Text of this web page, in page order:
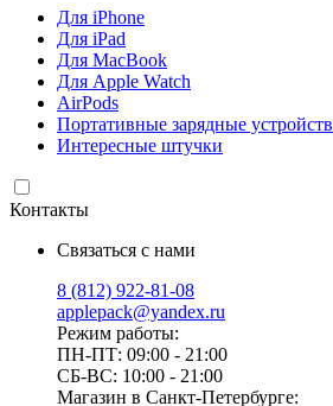
Для iPhone
Для iPad
Для MacBook
Для Apple Watch
AirPods
Портативные зарядные
Интересные штучки
Контакты
Связаться с нами
8 (812) 922-81-08
applepack@yandex.ru
Режим работы:
ПН-ПТ: 09:00 - 21:00
СБ-ВС: 10:00 - 21:00
Магазин в Санкт-Петербурге: